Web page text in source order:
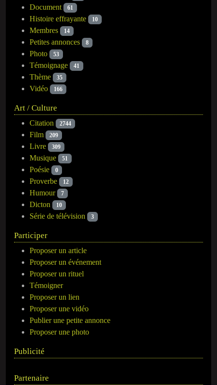
Document 61
Histoire effrayante 10
Membres 14
Petites annonces 8
Photo 53
Témoignage 41
Thème 35
Vidéo 166
Art / Culture
Citation 2744
Film 209
Livre 309
Musique 51
Poésie 0
Proverbe 12
Humour 7
Dicton 10
Série de télévision 3
Participer
Proposer un article
Proposer un événement
Proposer un rituel
Témoigner
Proposer un lien
Proposer une vidéo
Publier une petite annonce
Proposer une photo
Publicité
Partenaire